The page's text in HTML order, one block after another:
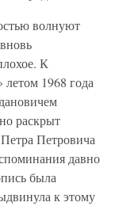
волнуют
К
1968 года
раскрыт
Петровича
давно
была
к этому